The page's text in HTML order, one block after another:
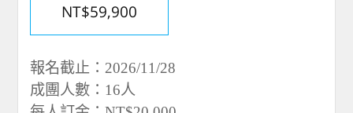
NT$59,900
報名截止：2026/11/28
成團人數：16人